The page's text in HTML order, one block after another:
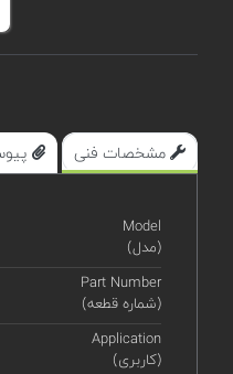
مشخصات فنی
Model
(مدل)
Part Number
(شماره قطعه)
Application
(کاربری)